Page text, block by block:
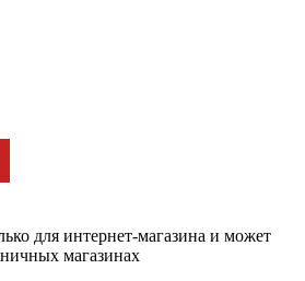
для интернет-магазина и может
магазинах